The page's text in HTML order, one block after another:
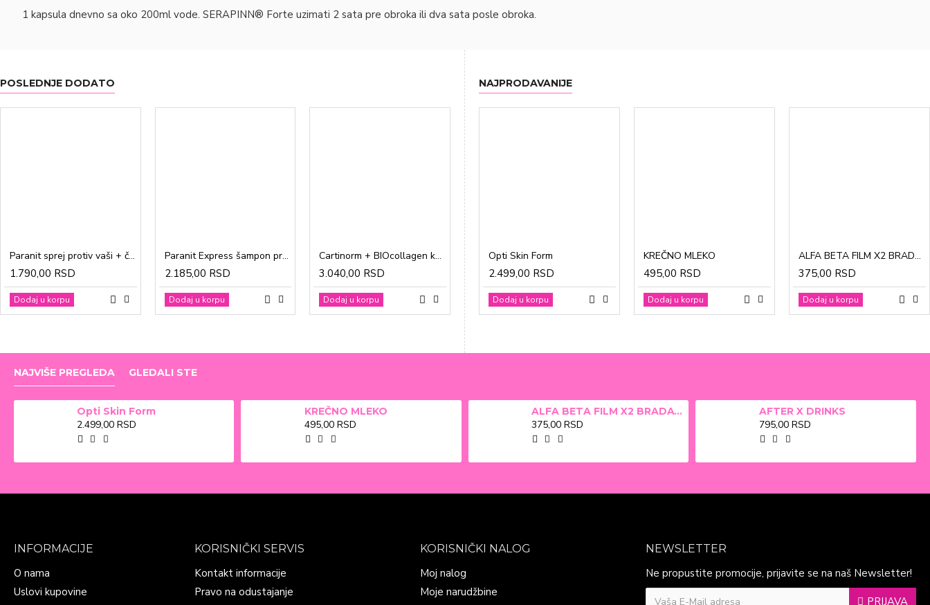
1 kapsula dnevno sa oko 200ml vode. SERAPINN® Forte uzimati 2 sata pre obroka ili dva sata posle obroka.
POSLEDNJE DODATO
Paranit sprej protiv vaši + češalj 100ml
1.790,00 RSD
Dodaj u korpu
Paranit Express šampon protiv vaši + češalj 200ml
2.185,00 RSD
Dodaj u korpu
Cartinorm + BIOcollagen kesice a20
3.040,00 RSD
Dodaj u korpu
Gravidon A tablete a30
1.865,00 RSD
Dodaj u korpu
CinkDermin pasta 5g
280,00 RSD
Dodaj u korpu
Mustela Cold krema za lice 40ml
1.370,00 RSD
Dodaj u korpu
NAJPRODAVANIJE
Opti Skin Form
2.499,00 RSD
Dodaj u korpu
KREČNO MLEKO
495,00 RSD
Dodaj u korpu
ALFA BETA FILM X2 BRADAVICE, KURJE OKO 15ml
375,00 RSD
Dodaj u korpu
NAJVIŠE PREGLEDA GLEDALI STE
Opti Skin Form
2.499,00 RSD
KREČNO MLEKO
495,00 RSD
ALFA BETA FILM X2 BRADAVICE, KURJE OKO 15ml
375,00 RSD
AFTER X DRINKS
795,00 RSD
INFORMACIJE
O nama
Uslovi kupovine
KORISNIČKI SERVIS
Kontakt informacije
Pravo na odustajanje
KORISNIČKI NALOG
Moj nalog
Moje narudžbine
NEWSLETTER
Ne propustite promocije, prijavite se na naš Newsletter!
PRIJAVA